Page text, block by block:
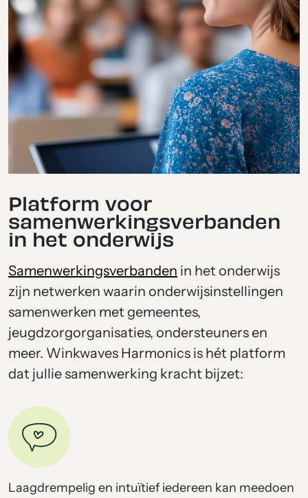
Platform voor
samenwerkingsverbanden
in het onderwijs
Samenwerkingsverbanden in het onderwijs
zijn netwerken waarin onderwijsinstellingen
samenwerken met gemeentes,
jeugdzorgorganisaties, ondersteuners en
meer. Winkwaves Harmonics is hét platform
dat jullie samenwerking kracht bijzet:
Laagdrempelig en intuïtief iedereen kan meedoen